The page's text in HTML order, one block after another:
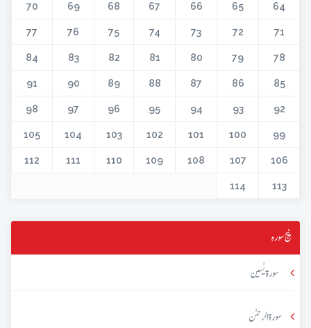
64
65
66
67
68
69
70
71
72
73
74
75
76
77
78
79
80
81
82
83
84
85
86
87
88
89
90
91
92
93
94
95
96
97
98
99
100
101
102
103
104
105
106
107
108
109
110
111
112
113
114
پنج سورہ
سورۃ یٰسین
سورۃ الرحمٰن